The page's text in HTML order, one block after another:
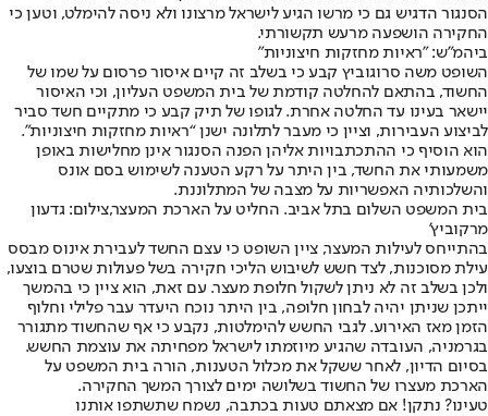
הסנגור הדגיש גם כי מרשו הגיע לישראל מרצונו ולא ניסה להימלט, וטען כי
החקירה הושפעה מרעש תקשורתי.
ביהמ"ש: "ראיות מחזקות חיצוניות"
השופט משה סרוגוביץ קבע כי בשלב זה קיים איסור פרסום על שמו של
החשוד, בהתאם להחלטה קודמת של בית המשפט העליון, וכי האיסור
יישאר בעינו עד החלטה אחרת. לגופו של תיק קבע כי מתקיים חשד סביר
לביצוע העבירות, וציין כי מעבר לתלונה ישנן “ראיות מחזקות חיצוניות”.
הוא הוסיף כי ההתכתבויות אליהן הפנה הסנגור אינן מחלישות באופן
משמעותי את החשד, בין היתר על רקע הטענה לשימוש בסם אונס
והשלכותיה האפשריות על מצבה של המתלוננת.
בית המשפט השלום בתל אביב. החליט על הארכת המעצר,צילום: גדעון
מרקוביץ'
בהתייחס לעילות המעצר, ציין השופט כי עצם החשד לעבירת אינוס מבסס
עילת מסוכנות, לצד חשש לשיבוש הליכי חקירה בשל פעולות שטרם בוצעו,
ולכן בשלב זה לא ניתן לשקול חלופת מעצר. עם זאת, הוא ציין כי בהמשך
ייתכן שניתן יהיה לבחון חלופה, בין היתר נוכח היעדר עבר פלילי וחלוף
הזמן מאז האירוע. לגבי החשש להימלטות, נקבע כי אף שהחשוד מתגורר
בגרמניה, העובדה שהגיע מיוזמתו לישראל מפחיתה את עוצמת החשש.
בסיום הדיון, לאחר ששקל את מכלול הטענות, הורה בית המשפט על
הארכת מעצרו של החשוד בשלושה ימים לצורך המשך החקירה.
טעינו? נתקן! אם מצאתם טעות בכתבה, נשמח שתשתפו אותנו